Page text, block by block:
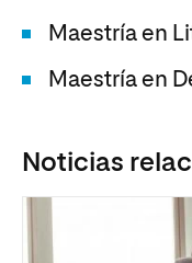
Maestría en
Maestría en
Noticias